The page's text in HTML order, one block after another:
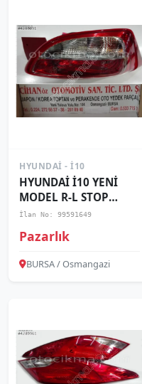
HYUNDAI - I10
HYUNDAİ İ10 YENİ
MODEL R-L STOP
2014...
İlan No: 99591649
Pazarlık
BURSA / Osmangazi